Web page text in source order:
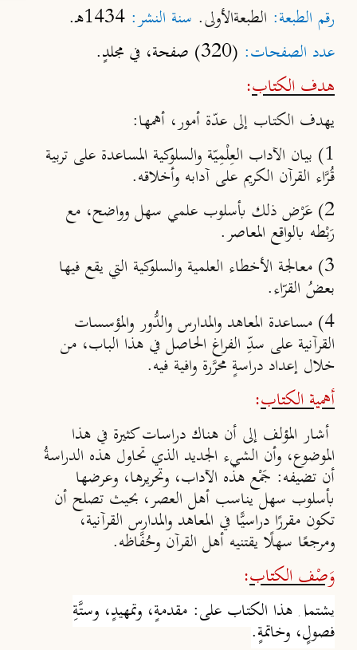
رقم الطبعة: الطبعةالأولى. سنة النشر:
عدد الصفحات: (320) صفحة، في مجلدٍ.
هدف الكتاب:
يهدف الكتاب إلى عدّة أمور، أهمها:
1) بيان الآداب العِلْمِيّة والسلوكية المساعدة على تربية
قُرَّاء القرآن الكريم على آدابه وأخلاقه.
2) عَرْض ذلك بأسلوب علمي سهل وواضح، مع
رَبْطه بالواقع المعاصر.
3) معالجة الأخطاء العلمية والسلوكية التي يقع فيها
بعضُ القرّاء.
4) مساعدة المعاهد والمدارس والدُّور والمؤسسات
القرآنية على سدِّ الفراغ الحاصل في هذا الباب، من
خلال إعداد دراسةٍ محرَّرة وافية فيه.
أهمية الكتاب:
أشار المؤلف إلى أن هناك دراسات كثيرة في هذا
الموضوع، وأن الشيء الجديد الذي تحاول هذه الدراسةُ
أن تضيفه: جَمْع هذه الآداب، وتحريرها، وعرضها
بأسلوب سهل يناسب أهل العصر، بحيث تصلح أن
تكون مقررًا دراسيًّا في المعاهد والمدارس القرآنية،
ومرجعًا سهلًا يقتنيه أهل القرآن وحُفَّاظه.
وَصْف الكتاب:
يشتمل هذا الكتاب على: مقدمةٍ، وتمهيدٍ، وستَّةِ
فصولٍ، وخاتمةٍ.